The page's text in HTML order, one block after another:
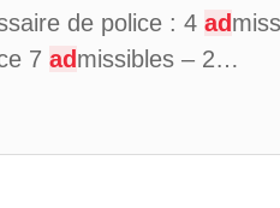
de police : 4 ad
7 ad missibles – 2…